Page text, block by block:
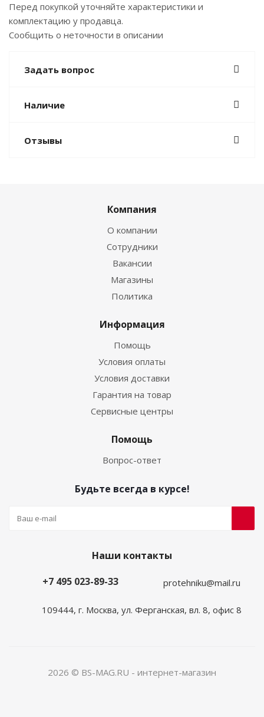
Перед покупкой уточняйте характеристики и
комплектацию у продавца.
Сообщить о неточности в описании
Задать вопрос
Наличие
Отзывы
Компания
О компании
Сотрудники
Вакансии
Магазины
Политика
Информация
Помощь
Условия оплаты
Условия доставки
Гарантия на товар
Сервисные центры
Помощь
Вопрос-ответ
Будьте всегда в курсе!
Наши контакты
+7 495 023-89-33
protehniku@mail.ru
109444, г. Москва, ул. Ферганская, вл. 8, офис 8
2026 © BS-MAG.RU - интернет-магазин